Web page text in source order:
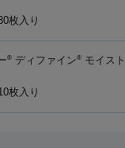
枚入り
® ディファイン® モイスト
枚入り